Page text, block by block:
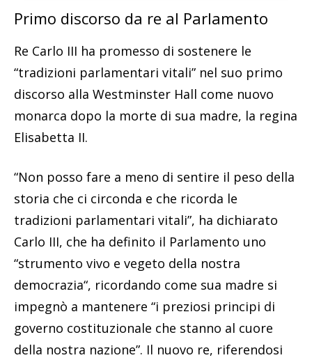
Primo discorso da re al Parlamento
Re Carlo III ha promesso di sostenere le
“tradizioni parlamentari vitali” nel suo primo
discorso alla Westminster Hall come nuovo
monarca dopo la morte di sua madre, la regina
Elisabetta II.
“Non posso fare a meno di sentire il peso della
storia che ci circonda e che ricorda le
tradizioni parlamentari vitali”, ha dichiarato
Carlo III, che ha definito il Parlamento uno
“strumento vivo e vegeto della nostra
democrazia“, ricordando come sua madre si
impegnò a mantenere “i preziosi principi di
governo costituzionale che stanno al cuore
della nostra nazione”. Il nuovo re, riferendosi